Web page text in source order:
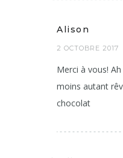
Alison
2 OCTOBRE 2017
Merci à vous!
moins autant
chocolat